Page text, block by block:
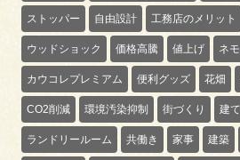
ストッパー 自由設計 工務店のメリット
ウッドショック 価格高騰 値上げ ネ
カウコレプレミアム 便利グッズ 花畑
CO2削減 環境汚染抑制 街づくり 建
ランドリールーム 共働き 家事 建築